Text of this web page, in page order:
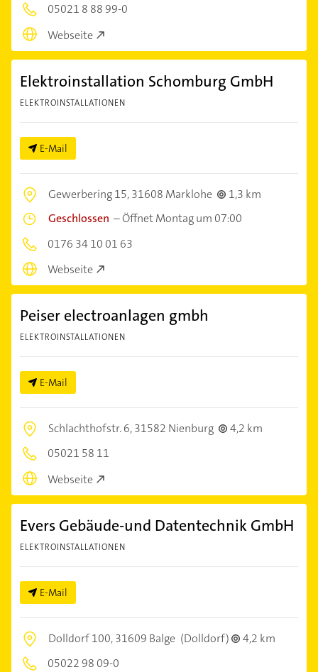
05021 8 88 99-0
Webseite
Elektroinstallation Schomburg GmbH
ELEKTROINSTALLATIONEN
E-Mail
Gewerbering 15,31608 Marklohe
1,3 km
Geschlossen –Öffnet Montag um 07:00
0176 34 10 01 63
Webseite
Peiser electroanlagen gmbh
ELEKTROINSTALLATIONEN
E-Mail
Schlachthofstr. 6,31582 Nienburg
4,2 km
05021 58 11
Webseite
Evers Gebäude-und Datentechnik GmbH
ELEKTROINSTALLATIONEN
E-Mail
Dolldorf 100,31609 Balge (Dolldorf)
4,2 km
05022 98 09-0